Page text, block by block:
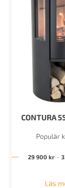
CONTURA
Populär
29 900 kr –
Läs